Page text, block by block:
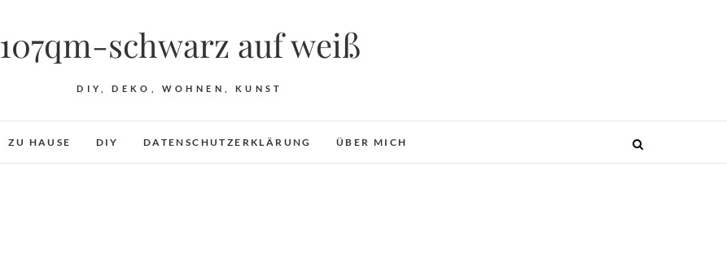
107qm-schwarz auf weiß
DIY, DEKO, WOHNEN, KUNST
ZU HAUSE DIY DATENSCHUTZERKLÄRUNG ÜBER MICH